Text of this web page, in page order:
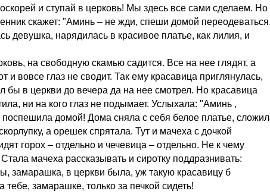
и ступай в церковь! Мы здесь все сами сделаем. Но
скажет: "Аминь – не жди, спеши домой переодеваться.
девушка, нарядилась в красивое платье, как лилия, и
на свободную скамью садится. Все на нее глядят, а
и вовсе глаз не сводит. Так ему красавица приглянулась,
бы в церкви до вечера да на нее смотрел. Но красавица
ни на кого глаз не подымает. Услыхала: "Аминь ,
поспешила домой! Дома сняла с себя белое платье,
а орешек спрятала. Тут и мачеха с дочкой
горох – отдельно и чечевица – отдельно. Не к чему
мачеха рассказывать и сиротку поддразнивать:
замарашка, в церкви была, уж такую красавицу б
тебе, замарашке, только за печкой сидеть!